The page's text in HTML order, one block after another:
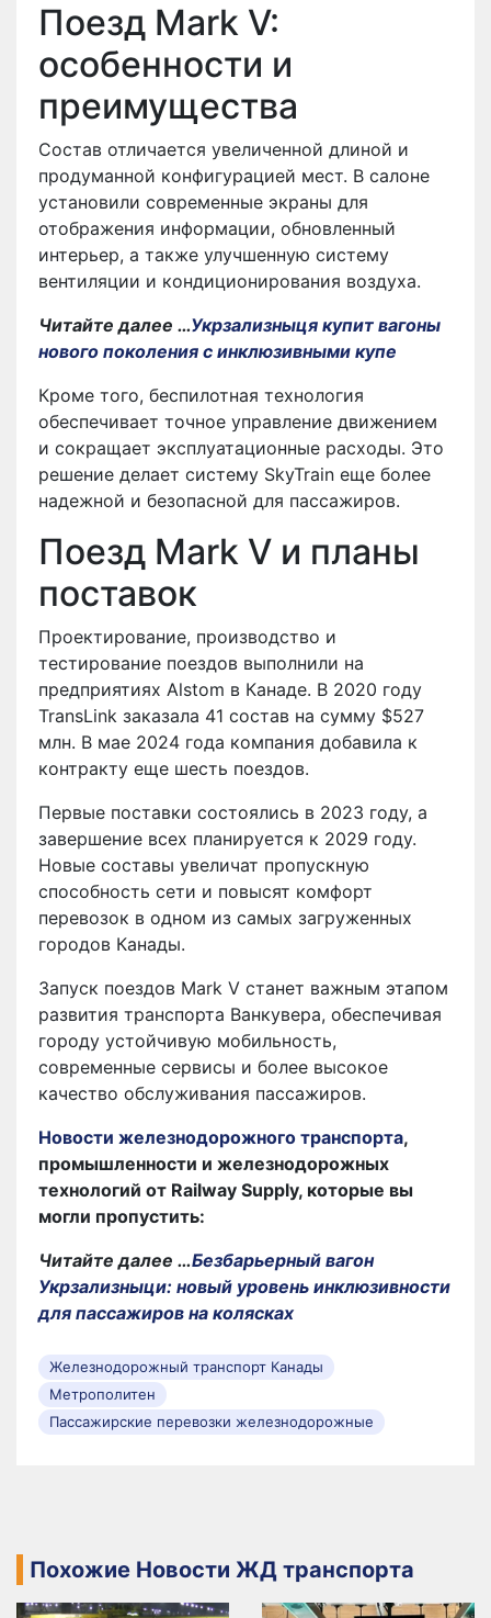
Поезд Mark V:
особенности и
преимущества
Состав отличается увеличенной длиной и
продуманной конфигурацией мест. В салоне
установили современные экраны для
отображения информации, обновленный
интерьер, а также улучшенную систему
вентиляции и кондиционирования воздуха.
Читайте далее …Укрзализныця купит вагоны
нового поколения с инклюзивными купе
Кроме того, беспилотная технология
обеспечивает точное управление движением
и сокращает эксплуатационные расходы. Это
решение делает систему SkyTrain еще более
надежной и безопасной для пассажиров.
Поезд Mark V и планы
поставок
Проектирование, производство и
тестирование поездов выполнили на
предприятиях Alstom в Канаде. В 2020 году
TransLink заказала 41 состав на сумму $527
млн. В мае 2024 года компания добавила к
контракту еще шесть поездов.
Первые поставки состоялись в 2023 году, а
завершение всех планируется к 2029 году.
Новые составы увеличат пропускную
способность сети и повысят комфорт
перевозок в одном из самых загруженных
городов Канады.
Запуск поездов Mark V станет важным этапом
развития транспорта Ванкувера, обеспечивая
городу устойчивую мобильность,
современные сервисы и более высокое
качество обслуживания пассажиров.
Новости железнодорожного транспорта,
промышленности и железнодорожных
технологий от Railway Supply, которые вы
могли пропустить:
Читайте далее …Безбарьерный вагон
Укрзализныци: новый уровень инклюзивности
для пассажиров на колясках
Железнодорожный транспорт Канады
Метрополитен
Пассажирские перевозки железнодорожные
Похожие Новости ЖД транспорта